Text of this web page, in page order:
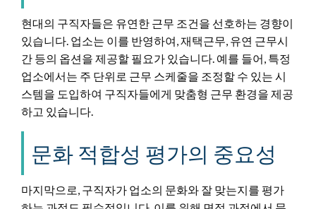
현대의 구직자들은 유연한 근무 조건을 선호하는 경향이
있습니다. 업소는 이를 반영하여, 재택근무, 유연 근무시
간 등의 옵션을 제공할 필요가 있습니다. 예를 들어, 특정
업소에서는 주 단위로 근무 스케줄을 조정할 수 있는 시
스템을 도입하여 구직자들에게 맞춤형 근무 환경을 제공
하고 있습니다.
문화 적합성 평가의 중요성
마지막으로, 구직자가 업소의 문화와 잘 맞는지를 평가